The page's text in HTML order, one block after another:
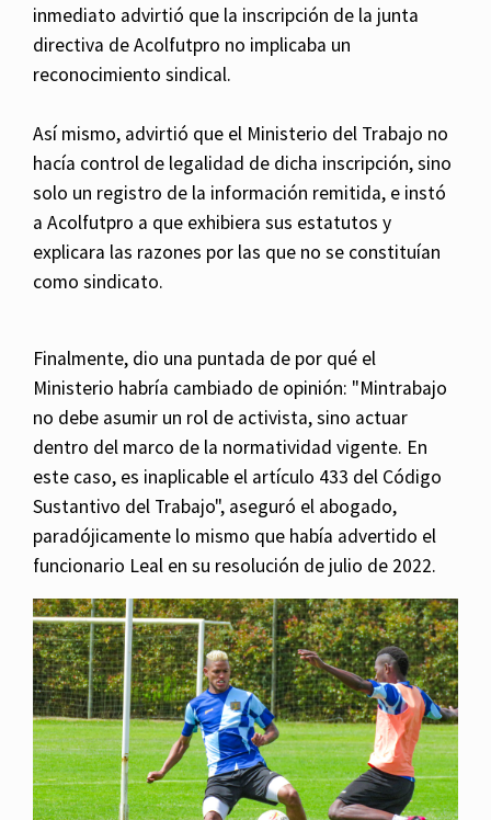
inmediato advirtió que la inscripción de la junta
directiva de Acolfutpro no implicaba un
reconocimiento sindical.
Así mismo, advirtió que el Ministerio del Trabajo no
hacía control de legalidad de dicha inscripción, sino
solo un registro de la información remitida, e instó
a Acolfutpro a que exhibiera sus estatutos y
explicara las razones por las que no se constituían
como sindicato.
Finalmente, dio una puntada de por qué el
Ministerio habría cambiado de opinión: "Mintrabajo
no debe asumir un rol de activista, sino actuar
dentro del marco de la normatividad vigente. En
este caso, es inaplicable el artículo 433 del Código
Sustantivo del Trabajo", aseguró el abogado,
paradójicamente lo mismo que había advertido el
funcionario Leal en su resolución de julio de 2022.